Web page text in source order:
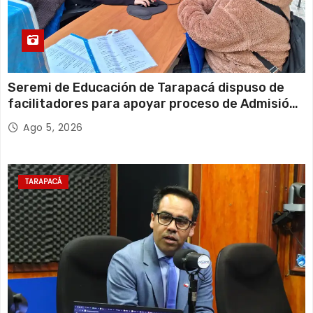
Seremi de Educación de Tarapacá dispuso de
facilitadores para apoyar proceso de Admisión
Escolar 2027
Ago 5, 2026
TARAPACÁ